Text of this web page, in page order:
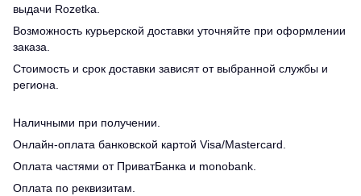
выдачи Rozetka.
Возможность курьерской доставки уточняйте при оформлении
заказа.
Стоимость и срок доставки зависят от выбранной службы и
региона.
Наличными при получении.
Онлайн-оплата банковской картой Visa/Mastercard.
Оплата частями от ПриватБанка и monobank.
Оплата по реквизитам.